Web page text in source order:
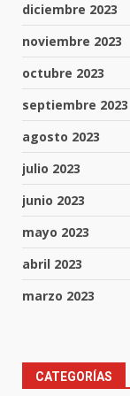
diciembre 2023
noviembre 2023
octubre 2023
septiembre 2023
agosto 2023
julio 2023
junio 2023
mayo 2023
abril 2023
marzo 2023
CATEGORÍAS